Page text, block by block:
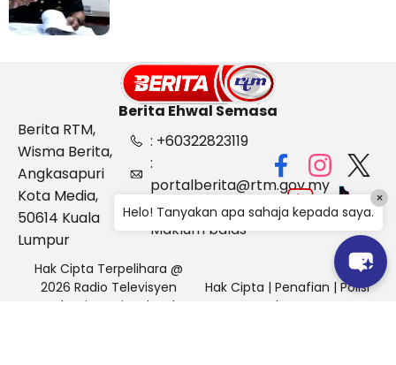
Berita Ehwal Semasa
Berita RTM,
Wisma Berita,
Angkasapuri
Kota Media,
50614 Kuala
Lumpur
: +60322823119
:
portalberita@rtm.gov.my
: Aduan &
Maklum balas
Hak Cipta Terpelihara @
2026 Radio Televisyen
Malaysia, Berita Ehwal
Hak Cipta | Penafian | Polisi
Keselamatan
Helo! Tanyakan apa sahaja kepada saya.
×